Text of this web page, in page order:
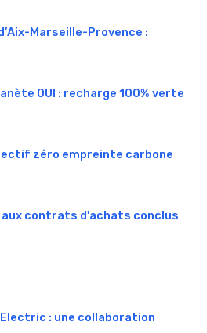
Marseille-Provence :
OUI : recharge 100% verte
zéro empreinte carbone
contrats d'achats conclus
: une collaboration